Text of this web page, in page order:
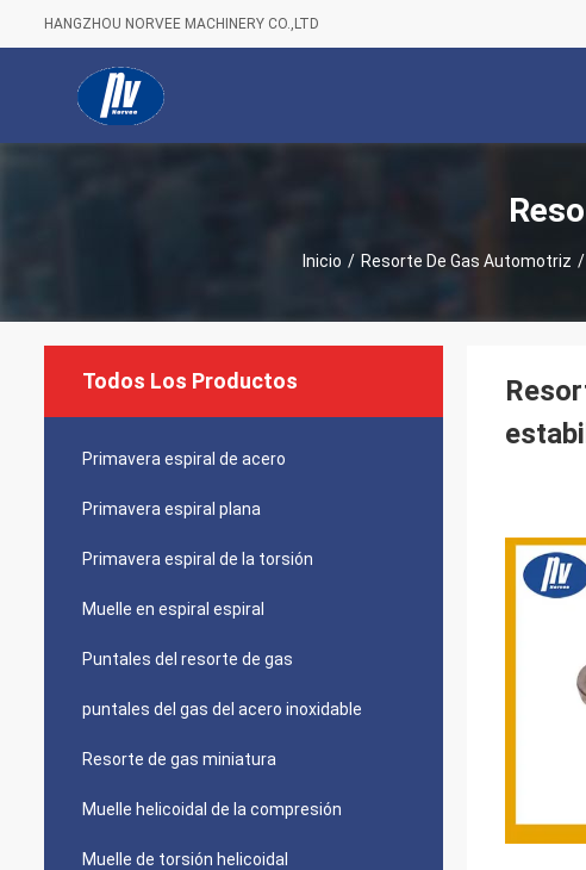
HANGZHOU NORVEE MACHINERY CO.,LTD
Inicio / Resorte De Gas Automotriz /
Todos Los Productos
Primavera espiral de acero
Primavera espiral plana
Primavera espiral de la torsión
Muelle en espiral espiral
Puntales del resorte de gas
puntales del gas del acero inoxidable
Resorte de gas miniatura
Muelle helicoidal de la compresión
Muelle de torsión helicoidal